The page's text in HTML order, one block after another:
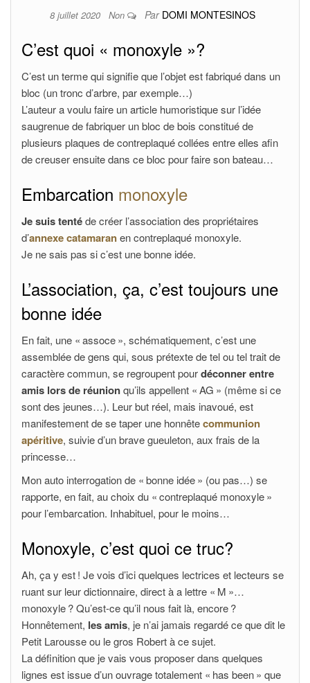
8 juillet 2020 Non Par DOMI MONTESINOS
C’est quoi « monoxyle »?
C’est un terme qui signifie que l’objet est fabriqué dans un
bloc (un tronc d’arbre, par exemple…)
L’auteur a voulu faire un article humoristique sur l’idée
saugrenue de fabriquer un bloc de bois constitué de
plusieurs plaques de contreplaqué collées entre elles afin
de creuser ensuite dans ce bloc pour faire son bateau…
Embarcation monoxyle
Je suis tentéde créer l’association des propriétaires
d’annexe catamaranen contreplaqué monoxyle.
Je ne sais pas si c’est une bonne idée.
L’association, ça, c’est toujours une
bonne idée
En fait, une « assoce », schématiquement, c’est une
assemblée de gens qui, sous prétexte de tel ou tel trait de
caractère commun, se regroupent pourdéconner entre
amis lors de réunionqu’ils appellent « AG » (même si ce
sont des jeunes…). Leur but réel, mais inavoué, est
manifestement de se taper une honnêtecommunion
apéritive, suivie d’un brave gueuleton, aux frais de la
princesse…
Mon auto interrogation de « bonne idée » (ou pas…) se
rapporte, en fait, au choix du « contreplaqué monoxyle »
pour l’embarcation. Inhabituel, pour le moins…
Monoxyle, c’est quoi ce truc?
Ah, ça y est ! Je vois d’ici quelques lectrices et lecteurs se
ruant sur leur dictionnaire, direct à a lettre « M »…
monoxyle ? Qu’est-ce qu’il nous fait là, encore ?
Honnêtement, les amis, je n’ai jamais regardé ce que dit le
Petit Larousse ou le gros Robert à ce sujet.
La définition que je vais vous proposer dans quelques
lignes est issue d’un ouvrage totalement « has been » que